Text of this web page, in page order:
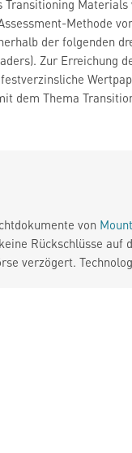
Methode
der folgenden
Zur
dem Thema
von
Rückschlüsse auf
verzögert.